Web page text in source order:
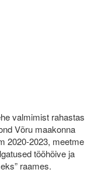
valmimist rahastas
Võru maakonna
2020-2023, meetme
tööhõive ja
raames.